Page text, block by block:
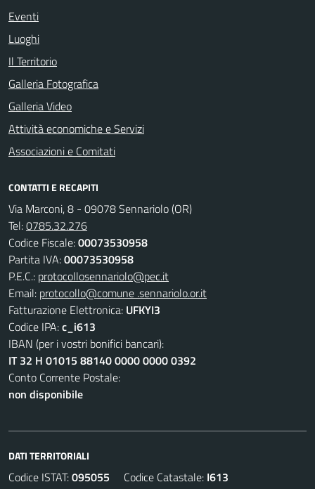
Eventi
Luoghi
Il Territorio
Galleria Fotografica
Galleria Video
Attività economiche e Servizi
Associazioni e Comitati
CONTATTI E RECAPITI
Via Marconi, 8 - 09078 Sennariolo (OR)
Tel:0785.32.276
Codice Fiscale:00073530958
Partita IVA:00073530958
P.E.C.: protocollosennariolo@pec.it
Email: protocollo@comune .sennariolo.or.it
Fatturazione Elettronica: UFKYI3
Codice IPA:c_i613
IBAN (per i vostri bonifici bancari):
IT 32 H 01015 88140 0000 0000 0392
Conto Corrente Postale:
non disponibile
DATI TERRITORIALI
Codice ISTAT:095055 Codice Catastale: I613